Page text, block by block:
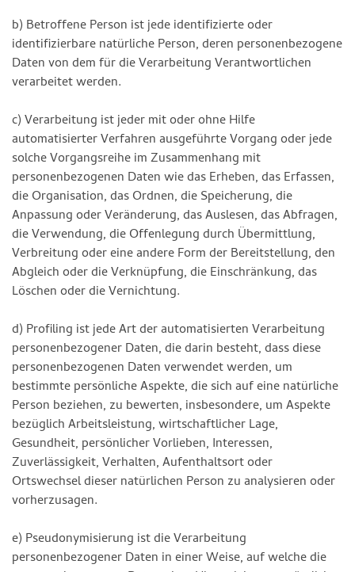
b) Betroffene Person ist jede identifizierte oder
identifizierbare natürliche Person, deren personenbezogene
Daten von dem für die Verarbeitung Verantwortlichen
verarbeitet werden.
c) Verarbeitung ist jeder mit oder ohne Hilfe
automatisierter Verfahren ausgeführte Vorgang oder jede
solche Vorgangsreihe im Zusammenhang mit
personenbezogenen Daten wie das Erheben, das Erfassen,
die Organisation, das Ordnen, die Speicherung, die
Anpassung oder Veränderung, das Auslesen, das Abfragen,
die Verwendung, die Offenlegung durch Übermittlung,
Verbreitung oder eine andere Form der Bereitstellung, den
Abgleich oder die Verknüpfung, die Einschränkung, das
Löschen oder die Vernichtung.
d) Profiling ist jede Art der automatisierten Verarbeitung
personenbezogener Daten, die darin besteht, dass diese
personenbezogenen Daten verwendet werden, um
bestimmte persönliche Aspekte, die sich auf eine natürliche
Person beziehen, zu bewerten, insbesondere, um Aspekte
bezüglich Arbeitsleistung, wirtschaftlicher Lage,
Gesundheit, persönlicher Vorlieben, Interessen,
Zuverlässigkeit, Verhalten, Aufenthaltsort oder
Ortswechsel dieser natürlichen Person zu analysieren oder
vorherzusagen.
e) Pseudonymisierung ist die Verarbeitung
personenbezogener Daten in einer Weise, auf welche die